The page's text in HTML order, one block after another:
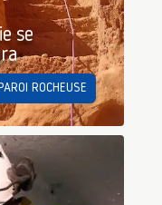
se
ROCHEUSE